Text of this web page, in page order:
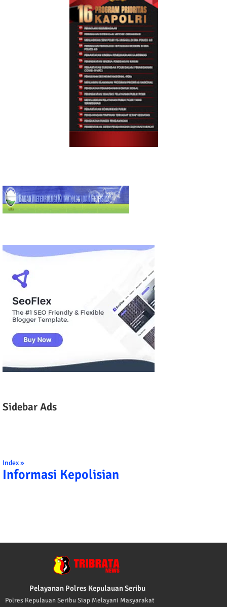
Sidebar Ads
Index »
Informasi Kepolisian
Pelayanan Polres Kepulauan Seribu
Polres Kepulauan Seribu Siap Melayani Masyarakat